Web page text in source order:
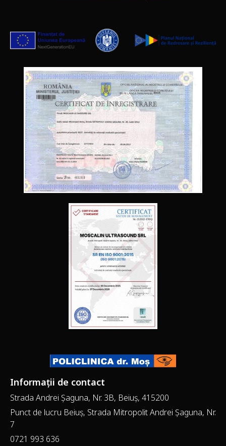
Informații de contact
Strada Andrei Șaguna, Nr. 3B, Beiuș, 415200
Punct de lucru Beiuș, Strada Mitropolit Andrei Șaguna, Nr.
7
0721 993 636